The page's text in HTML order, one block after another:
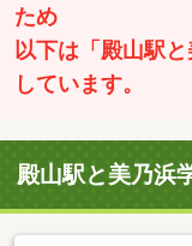
ため
以下は「殿山駅
しています。
殿山駅と美乃浜